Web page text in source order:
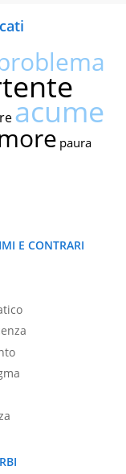
acume
paura
E CONTRARI